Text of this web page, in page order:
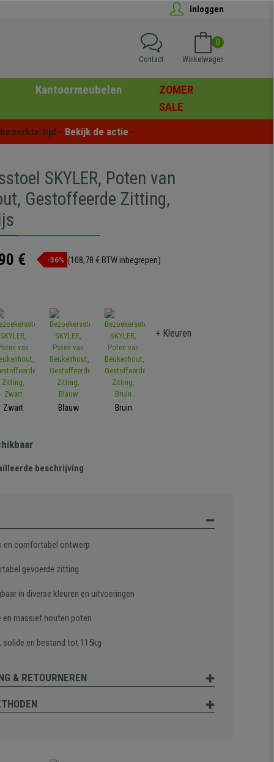
Inloggen
0
Winkelwagen
Contact
Kantoormeubelen
ZOMER
SALE
tijd - Bekijk de actie -
SKYLER, Poten van
Gestoffeerde Zitting,
€ -36% (108,78 € BTW inbegrepen)
Zwart Blauw Bruin
+ Kleuren
beschrijving
en comfortabel ontwerp
gevoerde zitting
in diverse kleuren en uitvoeringen
en massief houten poten
solide en bestand tot 115kg
& RETOURNEREN